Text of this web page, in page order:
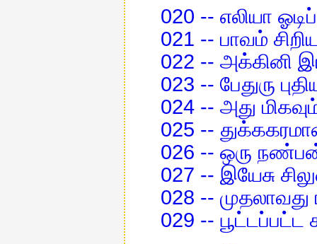
020 -- எலியா
021 -- பாவம்
022 -- அக்கினி
023 -- பேதுரு
024 -- அது
025 --
026 -- ஒரு
027 -- இயேசு
028 --
029 --